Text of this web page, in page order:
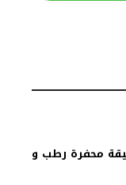
محفرة رطب و